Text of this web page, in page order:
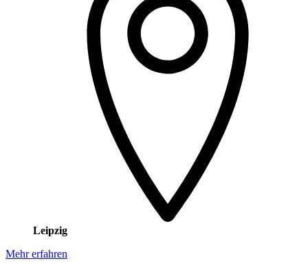
Leipzig
Mehr erfahren